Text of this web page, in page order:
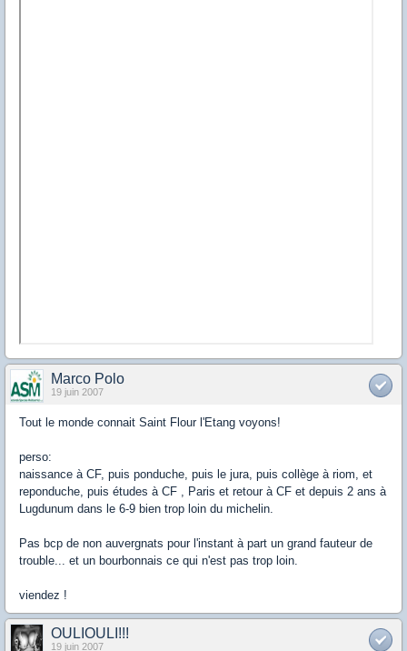
Marco Polo
19 juin 2007
Tout le monde connait Saint Flour l'Etang voyons!
perso:
naissance à CF, puis ponduche, puis le jura, puis collège à riom, et
reponduche, puis études à CF , Paris et retour à CF et depuis 2 ans à
Lugdunum dans le 6-9 bien trop loin du michelin.
Pas bcp de non auvergnats pour l'instant à part un grand fauteur de
trouble... et un bourbonnais ce qui n'est pas trop loin.
viendez !
OULIOULI!!!
19 juin 2007